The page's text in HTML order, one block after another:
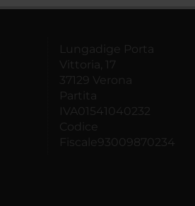
Lungadige Porta
Vittoria, 17
37129 Verona
Partita
IVA01541040232
Codice
Fiscale93009870234